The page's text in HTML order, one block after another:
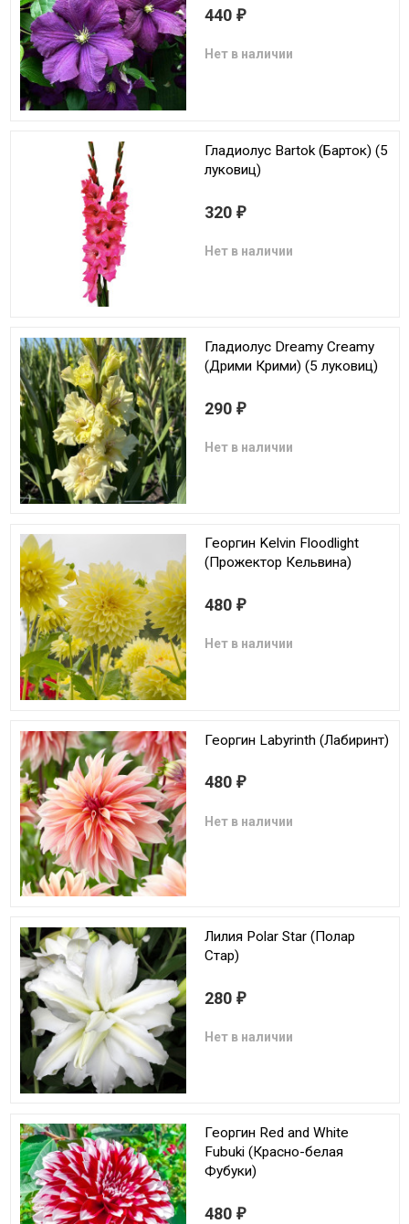
440 ₽
Нет в наличии
Гладиолус Bartok (Барток) (5
луковиц)
320 ₽
Нет в наличии
Гладиолус Dreamy Creamy
(Дрими Крими) (5 луковиц)
290 ₽
Нет в наличии
Георгин Kelvin Floodlight
(Прожектор Кельвина)
480 ₽
Нет в наличии
Георгин Labyrinth (Лабиринт)
480 ₽
Нет в наличии
Лилия Polar Star (Полар
Стар)
280 ₽
Нет в наличии
Георгин Red and White
Fubuki (Красно-белая
Фубуки)
480 ₽